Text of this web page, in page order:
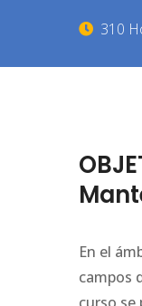
310
En el
campos